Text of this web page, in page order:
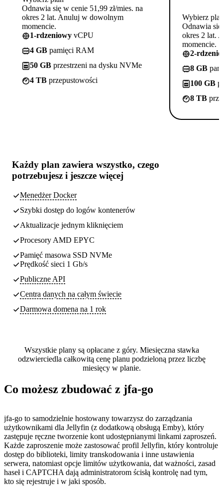
Odnawia się w cenie 51,99 zł/mies. na
okres 2 lat. Anuluj w dowolnym
momencie.
1-rdzeniowy vCPU
4 GB pamięci RAM
50 GB przestrzeni na dysku NVMe
4 TB przepustowości
Wybierz
Odnawia się
okres 2 lat.
momencie.
2-
8 GB
100 GB
8 TB
Każdy plan zawiera wszystko, czego
potrzebujesz i jeszcze więcej
Menedżer Docker
Szybki dostęp do logów kontenerów
Aktualizacje jednym kliknięciem
Procesory AMD EPYC
Pamięć masowa SSD NVMe
Prędkość sieci 1 Gb/s
Publiczne API
Centra danych na całym świecie
Darmowa domena na 1 rok
Wszystkie plany są opłacane z góry. Miesięczna stawka
odzwierciedla całkowitą cenę planu podzieloną przez liczbę
miesięcy w planie.
Co możesz zbudować z jfa-go
jfa-go to samodzielnie hostowany towarzysz do zarządzania
użytkownikami dla Jellyfin (z dodatkową obsługą Emby), który
zastępuje ręczne tworzenie kont udostępnianymi linkami zaproszeń.
Każde zaproszenie może zastosować profil Jellyfin, który kontroluje
dostęp do biblioteki, limity transkodowania i inne ustawienia
serwera, natomiast opcje limitów użytkowania, dat ważności, zasad
haseł i CAPTCHA dają administratorom ścisłą kontrolę nad tym,
kto się rejestruje i w jaki sposób.